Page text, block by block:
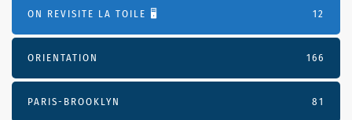
ON REVISITE LA TOILE 🖥️ 12
ORIENTATION 166
PARIS-BROOKLYN 81